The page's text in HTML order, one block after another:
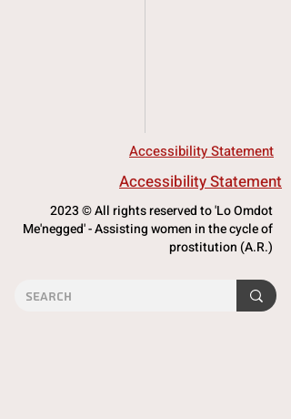
Accessibility Statement
Accessibility Statement
2023 © All rights reserved to 'Lo Omdot
Me'negged' - Assisting women in the cycle of
prostitution (A.R.)